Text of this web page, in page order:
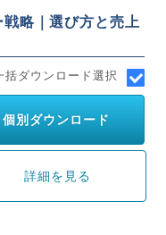
略｜選び方と売上
括ダウンロード選択
個別ダウンロード
詳細を見る